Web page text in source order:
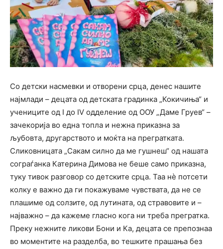
Со детски насмевки и отворени срца, денес нашите
најмлади – децата од детската градинка „Кокичиња“ и
учениците од I до IV одделение од ООУ „Даме Груев“ –
зачекорија во една топла и нежна приказна за
љубовта, другарството и моќта на прегратката.
Сликовницата „Сакам силно да ме гушнеш“ од нашата
сограѓанка Катерина Димова не беше само приказна,
туку тивок разговор со детските срца. Таа нè потсети
колку е важно да ги покажуваме чувствата, да не се
плашиме од солзите, од лутината, од стравовите и –
најважно – да кажеме гласно кога ни треба прегратка.
Преку нежните ликови Бони и Ка, децата се препознаа
во моментите на разделба, во тешките прашања без